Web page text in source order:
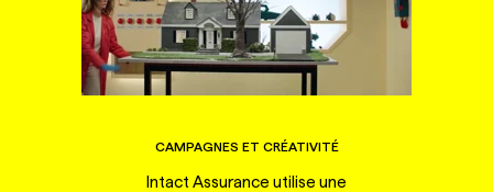
CAMPAGNES ET CRÉATIVITÉ
Intact Assurance utilise une